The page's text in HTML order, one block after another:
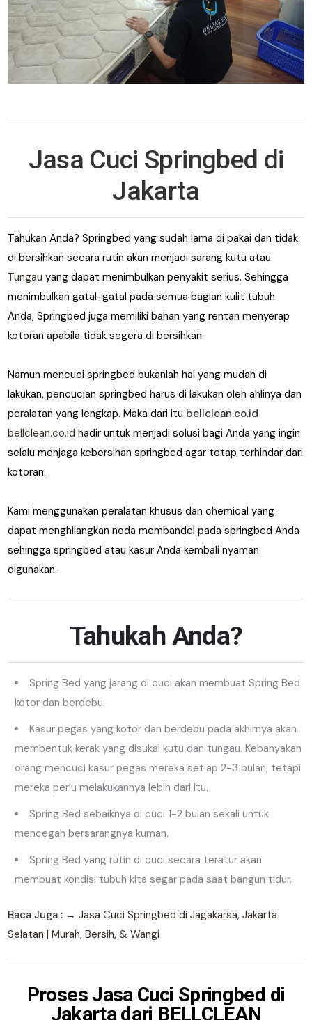
Jasa Cuci Springbed di
Jakarta
Tahukan Anda? Springbed yang sudah lama di pakai dan tidak
di bersihkan secara rutin akan menjadi sarang kutu atau
Tungau yang dapat menimbulkan penyakit serius. Sehingga
menimbulkan gatal-gatal pada semua bagian kulit tubuh
Anda, Springbed juga memiliki bahan yang rentan menyerap
kotoran apabila tidak segera di bersihkan.
Namun mencuci springbed bukanlah hal yang mudah di
lakukan, pencucian springbed harus di lakukan oleh ahlinya dan
peralatan yang lengkap. Maka dari itu bellclean.co.id
bellclean.co.id hadir untuk menjadi solusi bagi Anda yang ingin
selalu menjaga kebersihan springbed agar tetap terhindar dari
kotoran.
Kami menggunakan peralatan khusus dan chemical yang
dapat menghilangkan noda membandel pada springbed Anda
sehingga springbed atau kasur Anda kembali nyaman
digunakan.
Tahukah Anda?
Spring Bed yang jarang di cuci akan membuat Spring Bed
kotor dan berdebu.
Kasur pegas yang kotor dan berdebu pada akhirnya akan
membentuk kerak yang disukai kutu dan tungau. Kebanyakan
orang mencuci kasur pegas mereka setiap 2-3 bulan, tetapi
mereka perlu melakukannya lebih dari itu.
Spring Bed sebaiknya di cuci 1-2 bulan sekali untuk
mencegah bersarangnya kuman.
Spring Bed yang rutin di cuci secara teratur akan
membuat kondisi tubuh kita segar pada saat bangun tidur.
Baca Juga : →Jasa Cuci Springbed di Jagakarsa, Jakarta
Selatan | Murah, Bersih, & Wangi
Proses Jasa Cuci Springbed di
Jakarta dari BELLCLEAN